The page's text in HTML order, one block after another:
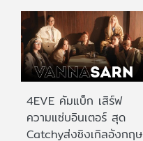
4EVE คัมแบ็ก เสิร์ฟ
ความแซ่บอินเตอร์ สุด
Catchyส่งซิงเกิลอังกฤษ